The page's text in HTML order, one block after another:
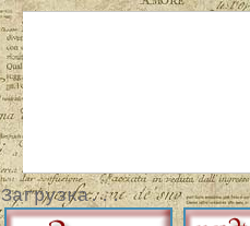
Загрузка...